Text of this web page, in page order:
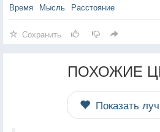
Время Мысль Расстояние
Сохранить
ПОХОЖИЕ
Показать